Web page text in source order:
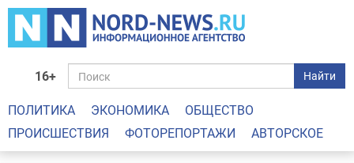
16+ Найти
ПОЛИТИКА ЭКОНОМИКА
ОБЩЕСТВО
ПРОИСШЕСТВИЯ
ФОТОРЕПОРТАЖИ АВТОРСКОЕ